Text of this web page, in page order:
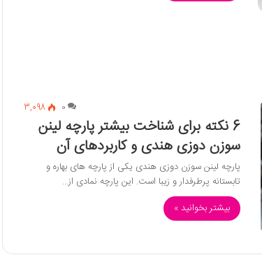
0
3,098
6 نکته برای شناخت بیشتر پارچه لینن
سوزن دوزی هندی و کاربردهای آن
پارچه لینن سوزن دوزی هندی یکی از پارچه های بهاره و
تابستانه پرطرفدار و زیبا است. این پارچه نمادی از…
بیشتر بخوانید »